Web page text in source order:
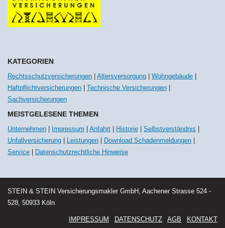
KATEGORIEN
Rechtsschutzversicherungen Altersversorgung Wohngebäude
Haftpflichtversicherungen
Technische Versicherungen
Sachversicherungen
MEISTGELESENE THEMEN
Unternehmen Impressum Anfahrt Historie Selbstverständnis
Unfallversicherung
Leistungen Download Schadenmeldungen
Service
Datenschutzrechtliche Hinweise
STEIN & STEIN Versicherungsmakler GmbH, Aachener Strasse 524 -
528, 50933 Köln
IMPRESSUM DATENSCHUTZ AGB KONTAKT